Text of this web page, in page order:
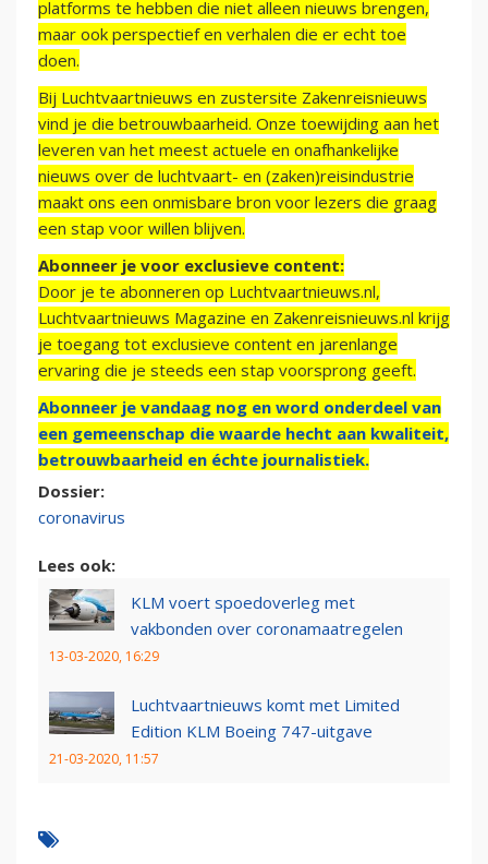
platforms te hebben die niet alleen nieuws brengen,
maar ook perspectief en verhalen die er echt toe
doen.
Bij Luchtvaartnieuws en zustersite Zakenreisnieuws
vind je die betrouwbaarheid. Onze toewijding aan het
leveren van het meest actuele en onafhankelijke
nieuws over de luchtvaart- en (zaken)reisindustrie
maakt ons een onmisbare bron voor lezers die graag
een stap voor willen blijven.
Abonneer je voor exclusieve content:
Door je te abonneren op Luchtvaartnieuws.nl,
Luchtvaartnieuws Magazine en Zakenreisnieuws.nl krijg
je toegang tot exclusieve content en jarenlange
ervaring die je steeds een stap voorsprong geeft.
Abonneer je vandaag nog en word onderdeel van
een gemeenschap die waarde hecht aan kwaliteit,
betrouwbaarheid en échte journalistiek.
Dossier:
coronavirus
Lees ook:
KLM voert spoedoverleg met
vakbonden over coronamaatregelen
13-03-2020, 16:29
Luchtvaartnieuws komt met Limited
Edition KLM Boeing 747-uitgave
21-03-2020, 11:57